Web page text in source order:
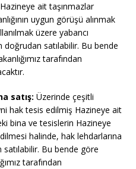
Hazineye ait taşınmazlar
uygun görüşü alınmak
üzere yabancı
satılabilir. Bu bende
tarafından
satış: Üzerinde çeşitli
hak tesis edilmiş Hazineye ait
bina ve tesislerin Hazineye
halinde, hak lehdarlarına
Bu bende göre
tarafından